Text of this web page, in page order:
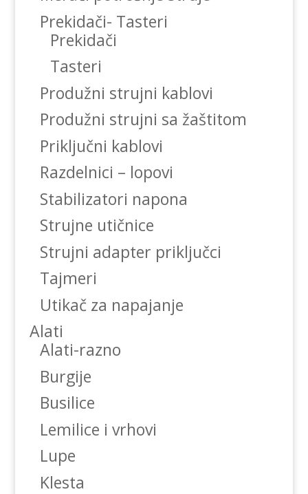
Prekidači- Tasteri
Prekidači
Tasteri
Produžni strujni kablovi
Produžni strujni sa žaštitom
Priključni kablovi
Razdelnici – lopovi
Stabilizatori napona
Strujne utičnice
Strujni adapter priključci
Tajmeri
Utikač za napajanje
Alati
Alati-razno
Burgije
Busilice
Lemilice i vrhovi
Lupe
Klesta